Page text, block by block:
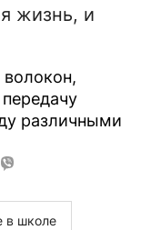
жизнь, и
различными
в школе